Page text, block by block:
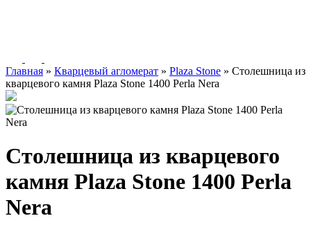
Главная » Кварцевый агломерат » Plaza Stone » Столешница из
кварцевого камня Plaza Stone 1400 Perla Nera
Столешница из кварцевого
камня Plaza Stone 1400 Perla
Nera